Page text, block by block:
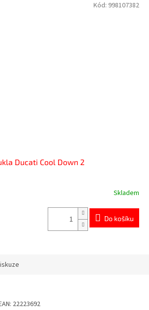
Ducati Cool Down 2
Skladem
Do košíku
Kód: 998107382
22223692